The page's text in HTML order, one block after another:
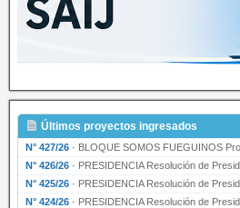
Últimos proyectos ingresados
N° 427/26 · BLOQUE SOMOS FUEGUINOS Proyecto de
N° 426/26 · PRESIDENCIA Resolución de Presidencia N° 216/
N° 425/26 · PRESIDENCIA Resolución de Presidencia N° 212/
N° 424/26 · PRESIDENCIA Resolución de Presidencia Nº 210/